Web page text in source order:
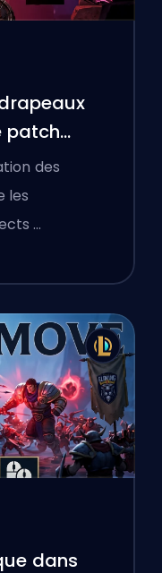
patch
des
les
…
dans